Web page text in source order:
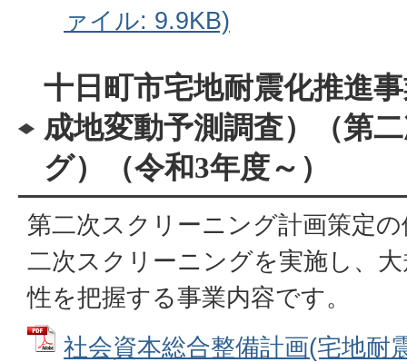
ァイル: 9.9KB)
十日町市宅地耐震化推進
成地変動予測調査）（第
グ）（令和3年度～）
第二次スクリーニング計画策定
二次スクリーニングを実施し、
性を把握する事業内容です。
社会資本総合整備計画(宅地耐